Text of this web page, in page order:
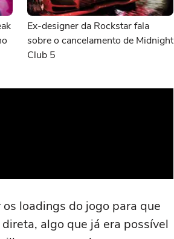
Ex-designer da Rockstar fala
sobre o cancelamento de Midnight
Club 5
loadings do jogo para que
algo que já era possível